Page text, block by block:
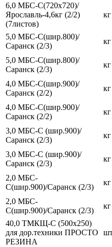
6,0 МБС-С(720х720)/
Ярославль-4,6кг (2/2)
(7листов)
кг
5,0 МБС-С(шир.800)/
Саранск (2/3)
кг
5,0 МБС-С(шир.800)/
Саранск (2/3)
кг
4,0 МБС-С(шир.900)/
Саранск (2/2)
кг
4,0 МБС-С(шир.900)/
Саранск (2/2)
кг
3,0 МБС-С (шир.900)/
Саранск (2/3)
кг
3,0 МБС-С (шир.900)/
Саранск (2/3)
кг
2,0 МБС-
С(шир.900)/Cаранск (2/3)
кг
2,0 МБС-
С(шир.900)/Cаранск (2/3)
кг
40,0 ТМКЩ-С (500х250)
для дор.техники ПРОСТО
РЕЗИНА